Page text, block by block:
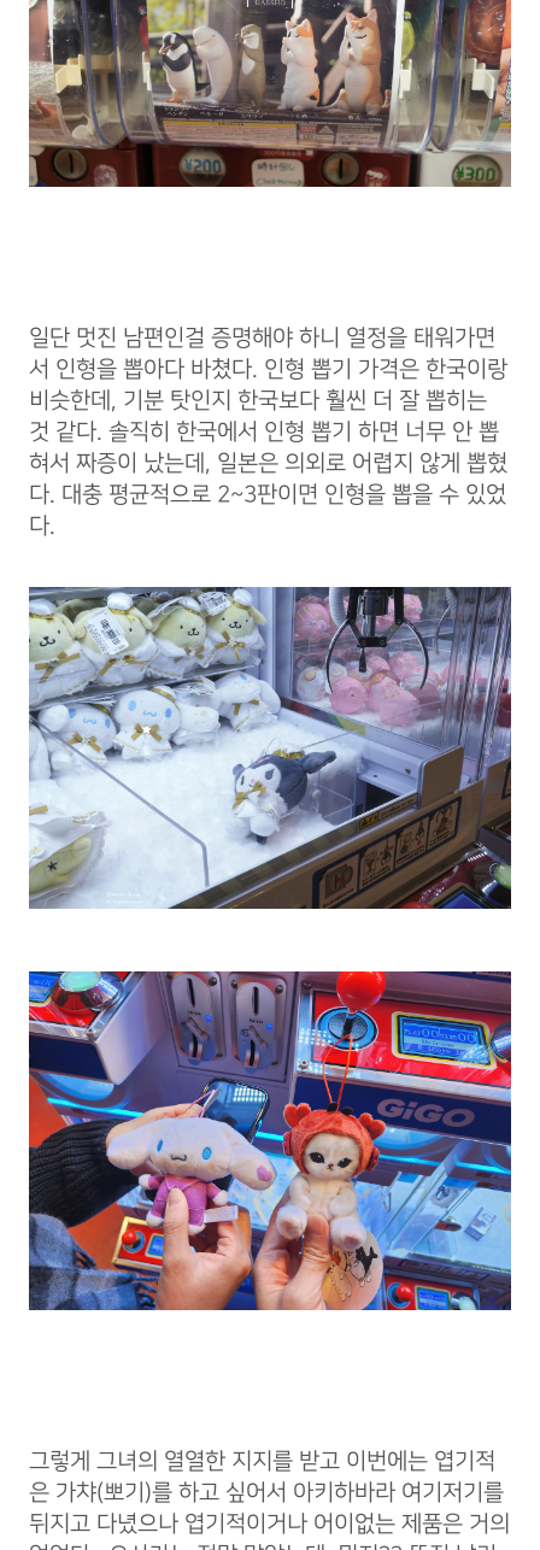
일단 멋진 남편인걸 증명해야 하니 열정을 태워가면
서 인형을 뽑아다 바쳤다. 인형 뽑기 가격은 한국이랑
비슷한데, 기분 탓인지 한국보다 훨씬 더 잘 뽑히는
것 같다. 솔직히 한국에서 인형 뽑기 하면 너무 안 뽑
혀서 짜증이 났는데, 일본은 의외로 어렵지 않게 뽑혔
다. 대충 평균적으로 2~3판이면 인형을 뽑을 수 있었
다.
그렇게 그녀의 열열한 지지를 받고 이번에는 엽기적
은 가챠(뽀기)를 하고 싶어서 아키하바라 여기저기를
뒤지고 다녔으나 엽기적이거나 어이없는 제품은 거의